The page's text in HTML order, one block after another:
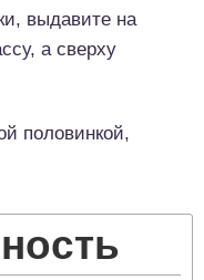
выдавите на
а сверху
половинкой,